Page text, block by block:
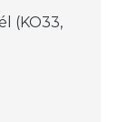
(KO33,